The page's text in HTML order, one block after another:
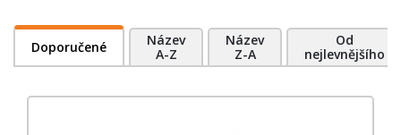
Doporučené
Název
A-Z
Název
Z-A
Od
nejlevnějšího